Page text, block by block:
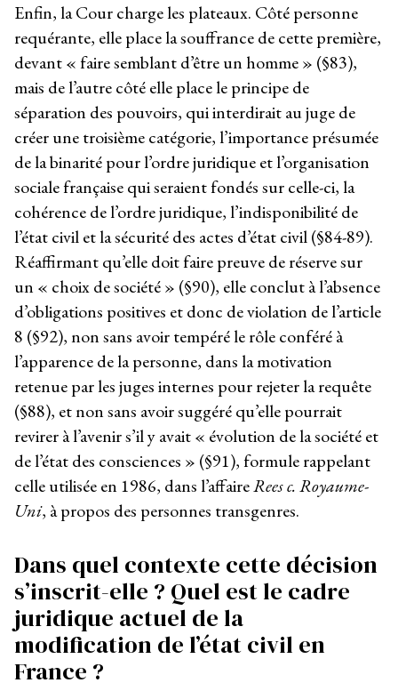
Enfin, la Cour charge les plateaux. Côté personne
requérante, elle place la souffrance de cette première,
devant « faire semblant d’être un homme » (§83),
mais de l’autre côté elle place le principe de
séparation des pouvoirs, qui interdirait au juge de
créer une troisième catégorie, l’importance présumée
de la binarité pour l’ordre juridique et l’organisation
sociale française qui seraient fondés sur celle-ci, la
cohérence de l’ordre juridique, l’indisponibilité de
l’état civil et la sécurité des actes d’état civil (§84-89).
Réaffirmant qu’elle doit faire preuve de réserve sur
un « choix de société » (§90), elle conclut à l’absence
d’obligations positives et donc de violation de l’article
8 (§92), non sans avoir tempéré le rôle conféré à
l’apparence de la personne, dans la motivation
retenue par les juges internes pour rejeter la requête
(§88), et non sans avoir suggéré qu’elle pourrait
revirer à l’avenir s’il y avait « évolution de la société et
de l’état des consciences » (§91), formule rappelant
celle utilisée en 1986, dans l’affaireRees c. Royaume-
Uni, à propos des personnes transgenres.
Dans quel contexte cette décision
s’inscrit-elle ? Quel est le cadre
juridique actuel de la
modification de l’état civil en
France ?